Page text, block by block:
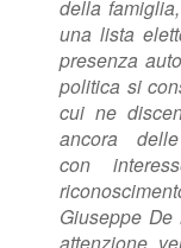
della
una lista
presenza
politica si
cui ne
ancora
con
Giuseppe De
attenzione